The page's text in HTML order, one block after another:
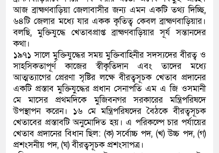
কলিমউল্লাহকে (ভিডিও)
আজ ব্রাহ্মণবাড়িয়া জেলাবাসীর জন্য এমন একটি তথ্য দিচ্ছি,
৬৪টি জেলার মধ্যে যার একক কৃতিত্ব কেবল ব্রাহ্মণবাড়িয়ার।
বলছি, মুক্তিযুদ্ধে খেতাবপ্রাপ্ত ব্রাহ্মণবাড়িয়ার সূর্য সন্তানদের
কথা।
১৯৭১ সালে মুক্তিযুদ্ধের সময় মুক্তিবাহিনীর সদস্যদের বীরত্ব ও
সাহসিকতাপূর্ণ কাজের স্বীকৃতিদান এবং তাদের মধ্যে
আত্মত্যাগের প্রেরণা সৃষ্টির লক্ষে বীরত্বসূচক খেতাব প্রদানের
একটি প্রস্তাব মুক্তিযুদ্ধের প্রধান সেনাপতি এম এ জি ওসমানী
মে মাসের প্রথমদিকে মুজিবনগর সরকারের মন্ত্রিপরিষদে
উপস্থাপন করেন। ১৬ মে মন্ত্রিপরিষদের বৈঠকে বীরত্বসূচক
খেতাবের প্রস্তাবটি অনুমোদিত হয়। এ পরিকল্পে চার পর্যায়ের
খেতাব প্রদানের বিধান ছিল: (ক) সর্বোচ্চ পদ, (খ) উচ্চ পদ, (গ)
প্রশংসনীয় পদ, (ঘ) বীরত্বসূচক প্রশংসাপত্র।